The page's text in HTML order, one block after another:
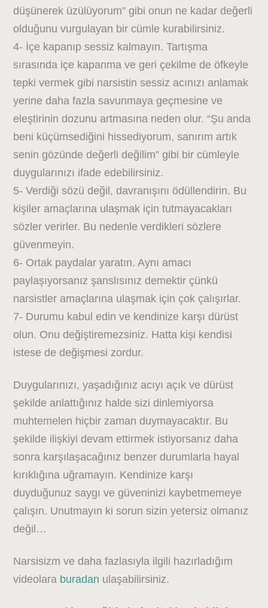
düşünerek üzülüyorum” gibi onun ne kadar değerli
olduğunu vurgulayan bir cümle kurabilirsiniz.
4- İçe kapanıp sessiz kalmayın. Tartışma
sırasında içe kapanma ve geri çekilme de öfkeyle
tepki vermek gibi narsistin sessiz acınızı anlamak
yerine daha fazla savunmaya geçmesine ve
eleştirinin dozunu artmasına neden olur. “Şu anda
beni küçümsediğini hissediyorum, sanırım artık
senin gözünde değerli değilim” gibi bir cümleyle
duygularınızı ifade edebilirsiniz.
5- Verdiği sözü değil, davranışını ödüllendirin. Bu
kişiler amaçlarına ulaşmak için tutmayacakları
sözler verirler. Bu nedenle verdikleri sözlere
güvenmeyin.
6- Ortak paydalar yaratın. Aynı amacı
paylaşıyorsanız şanslısınız demektir çünkü
narsistler amaçlarına ulaşmak için çok çalışırlar.
7- Durumu kabul edin ve kendinize karşı dürüst
olun. Onu değiştiremezsiniz. Hatta kişi kendisi
istese de değişmesi zordur.
Duygularınızı, yaşadığınız acıyı açık ve dürüst
şekilde anlattığınız halde sizi dinlemiyorsa
muhtemelen hiçbir zaman duymayacaktır. Bu
şekilde ilişkiyi devam ettirmek istiyorsanız daha
sonra karşılaşacağınız benzer durumlarla hayal
kırıklığına uğramayın. Kendinize karşı
duyduğunuz saygı ve güveninizi kaybetmemeye
çalışın. Unutmayın ki sorun sizin yetersiz olmanız
değil…
Narsisizm ve daha fazlasıyla ilgili hazırladığım
videolara buradan ulaşabilirsiniz.